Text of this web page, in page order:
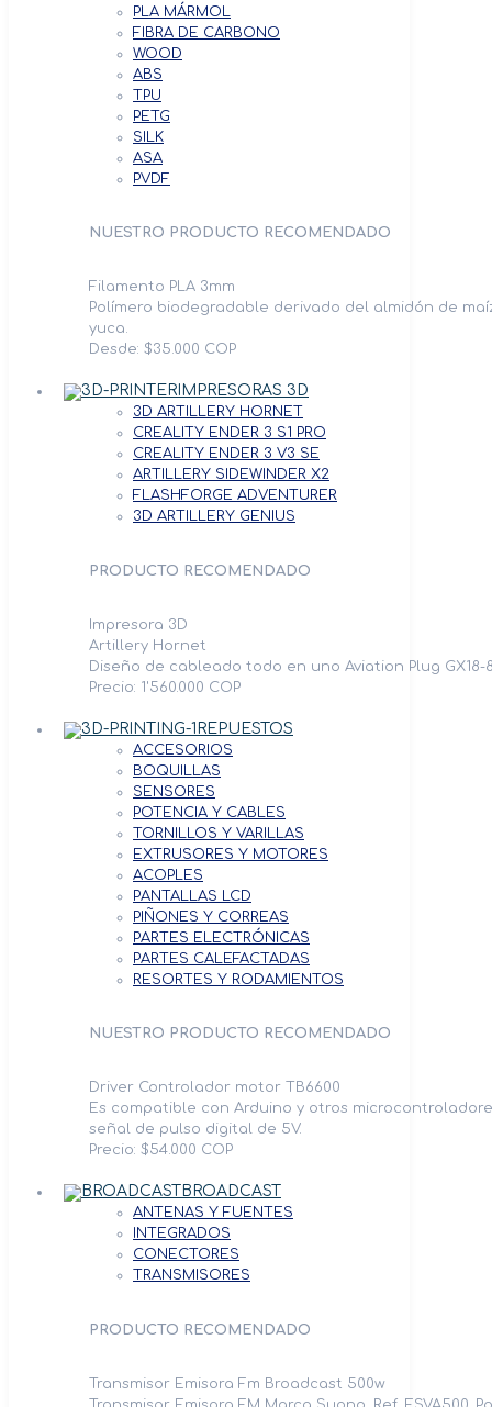
PLA MÁRMOL
FIBRA DE CARBONO
WOOD
ABS
TPU
PETG
SILK
ASA
PVDF
NUESTRO PRODUCTO RECOMENDADO
Filamento PLA 3mm
Polímero biodegradable derivado del almidón de
yuca.
Desde: $35.000 COP
IMPRESORAS 3D
3D ARTILLERY HORNET
CREALITY ENDER 3 S1 PRO
CREALITY ENDER 3 V3 SE
ARTILLERY SIDEWINDER X2
FLASHFORGE ADVENTURER
3D ARTILLERY GENIUS
PRODUCTO RECOMENDADO
Impresora 3D
Artillery Hornet
Diseño de cableado todo en uno Aviation Plug
Precio: 1'560.000 COP
REPUESTOS
ACCESORIOS
BOQUILLAS
SENSORES
POTENCIA Y CABLES
TORNILLOS Y VARILLAS
EXTRUSORES Y MOTORES
ACOPLES
PANTALLAS LCD
PIÑONES Y CORREAS
PARTES ELECTRÓNICAS
PARTES CALEFACTADAS
RESORTES Y RODAMIENTOS
NUESTRO PRODUCTO RECOMENDADO
Driver Controlador motor TB6600
Es compatible con Arduino y otros
señal de pulso digital de 5V.
Precio: $54.000 COP
BROADCAST
ANTENAS Y FUENTES
INTEGRADOS
CONECTORES
TRANSMISORES
PRODUCTO RECOMENDADO
Transmisor Emisora Fm Broadcast 500w